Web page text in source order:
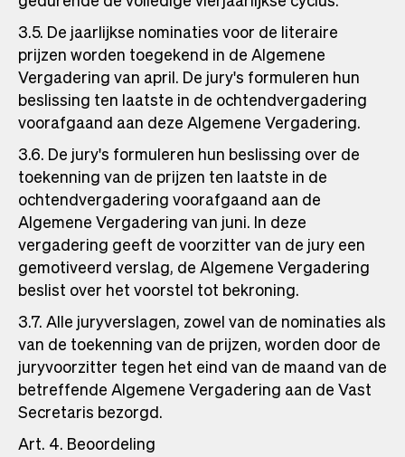
3.5. De jaarlijkse nominaties voor de literaire
prijzen worden toegekend in de Algemene
Vergadering van april. De jury's formuleren hun
beslissing ten laatste in de ochtendvergadering
voorafgaand aan deze Algemene Vergadering.
3.6. De jury's formuleren hun beslissing over de
toekenning van de prijzen ten laatste in de
ochtendvergadering voorafgaand aan de
Algemene Vergadering van juni. In deze
vergadering geeft de voorzitter van de jury een
gemotiveerd verslag, de Algemene Vergadering
beslist over het voorstel tot bekroning.
3.7. Alle juryverslagen, zowel van de nominaties als
van de toekenning van de prijzen, worden door de
juryvoorzitter tegen het eind van de maand van de
betreffende Algemene Vergadering aan de Vast
Secretaris bezorgd.
Art. 4. Beoordeling